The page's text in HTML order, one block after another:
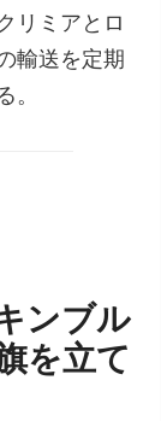
リミアとロ
輸送を定期
。
ンブル
を立て